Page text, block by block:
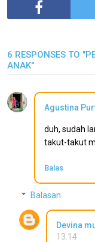
6 RESPONSES TO
ANAK"
Agustina
duh, sudah
takut-takut
Balas
Balasan
Devina
13.14